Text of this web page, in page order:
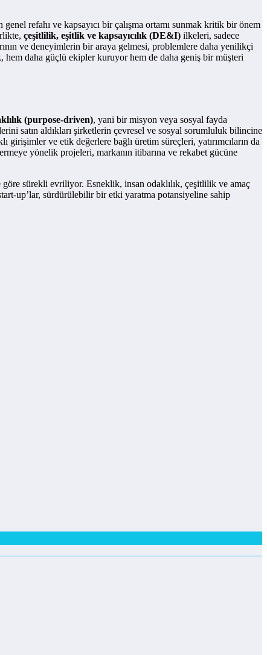
refahı ve kapsayıcı bir çalışma ortamı sunmak kritik bir önem
çeşitlilik, eşitlik ve kapsayıcılık (DE&I) ilkeleri, sadece
ve deneyimlerin bir araya gelmesi, problemlere daha yenilikçi
daha güçlü ekipler kuruyor hem de daha geniş bir müşteri
(purpose-driven), yani bir misyon veya sosyal fayda
satın aldıkları şirketlerin çevresel ve sosyal sorumluluk bilincine
girişimler ve etik değerlere bağlı üretim süreçleri, yatırımcıların da
yönelik projeleri, markanın itibarına ve rekabet gücüne
sürekli evriliyor. Esneklik, insan odaklılık, çeşitlilik ve amaç
up’lar, sürdürülebilir bir etki yaratma potansiyeline sahip